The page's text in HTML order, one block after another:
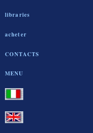
libraries
acheter
CONTACTS
MENU